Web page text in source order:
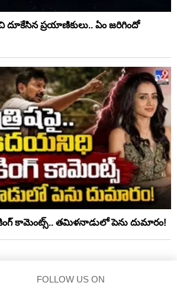
దూకేసిన ప్రయాణికులు.. ఏం జరిగిందో
కామెంట్స్‌.. తమిళనాడులో పెను దుమారం!
FOLLOW US ON